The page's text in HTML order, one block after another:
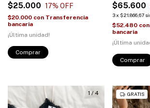
$25.000 17% OFF
$20.000 con Transferencia
bancaria
¡Última unidad!
Comprar
$65.600
3x $21.866,67
$52.480 con
bancaria
¡Última
Comprar
1 / 4 GRATIS